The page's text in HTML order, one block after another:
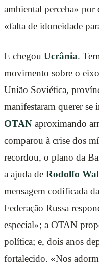
ambiental perceba» por
«falta de idoneidade
E chegou Ucrânia.
movimento sobre o
União Soviética,
manifestaram querer se
OTAN aproximando
comparou à crise dos
recordou, o plano da
a ajuda de Rodolfo
mensagem codificada
Federação Russa
especial»; a OTAN
política; e, dois anos
fortalecido. «Nos